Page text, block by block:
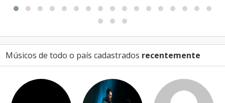
Músicos de todo o país cadastrados recentemente